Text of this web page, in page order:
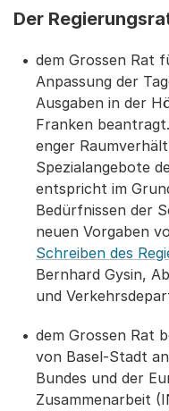
Der
dem Grossen Rat
Anpassung der
Ausgaben in der
Franken
enger
Spezialangebote
entspricht im
Bedürfnissen der
neuen Vorgaben
Schreiben des
Bernhard Gysin,
und
dem Grossen Rat
von Basel-Stadt
Bundes und der
Zusammenarbeit